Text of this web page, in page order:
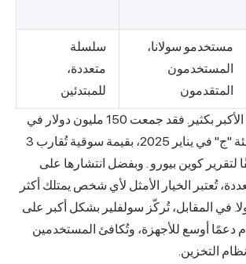
مستخدمو سولانا،
المستخدمون
المتقدمون
سلسلة
متعددة،
للمبتدئين
تُعدّ فانتوم الشركة الأكبر بكثير. فقد جمعت 150 مليون دولار في
جولة تمويل من الفئة "ج" في يناير 2025، بقيمة سوقية تُقارب 3
لتقرير كوين بيورو . وبفضل انتشارها على
تُعتبر الخيار الأمثل لأي شخص يمتلك أكثر
في المقابل، تُركّز سولفلير بشكل أكبر على
دعمًا أوسع للأجهزة، وتُكافئ المستخدمين
التخزين.